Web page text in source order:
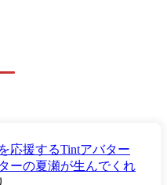
応援するTintアバター
ーの夏瀬が生んでくれ